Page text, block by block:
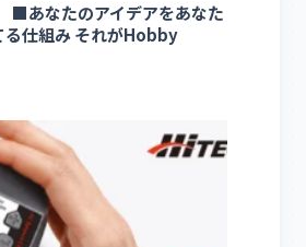
あなたのアイデアをあなた
る仕組み それがHobby